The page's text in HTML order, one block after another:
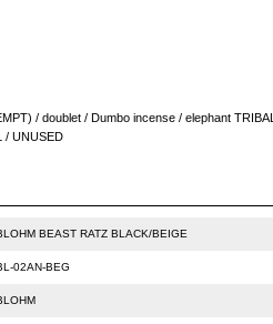
/ doublet / Dumbo incense / elephant TRIBAL
/ UNUSED
BEAST RATZ BLACK/BEIGE
02AN-BEG